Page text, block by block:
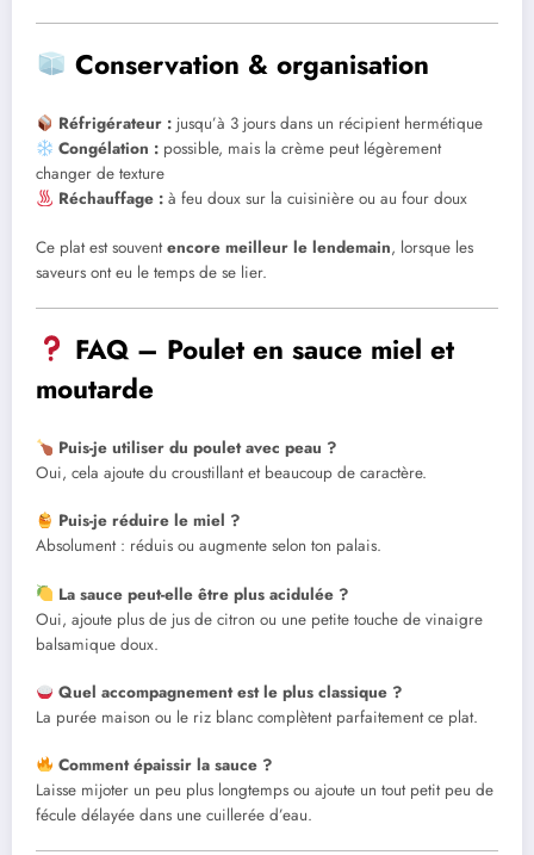
Conservation & organisation
Réfrigérateur : jusqu’à 3 jours dans un récipient hermétique
Congélation : possible, mais la crème peut légèrement
changer de texture
Réchauffage : à feu doux sur la cuisinière ou au four doux
Ce plat est souventencore meilleur le lendemain, lorsque les
saveurs ont eu le temps de se lier.
FAQ – Poulet en sauce miel et
moutarde
Puis-je utiliser du poulet avec peau ?
Oui, cela ajoute du croustillant et beaucoup de caractère.
Puis-je réduire le miel ?
Absolument : réduis ou augmente selon ton palais.
La sauce peut-elle être plus acidulée ?
Oui, ajoute plus de jus de citron ou une petite touche de vinaigre
balsamique doux.
Quel accompagnement est le plus classique ?
La purée maison ou le riz blanc complètent parfaitement ce plat.
Comment épaissir la sauce ?
Laisse mijoter un peu plus longtemps ou ajoute un tout petit peu de
fécule délayée dans une cuillerée d’eau.